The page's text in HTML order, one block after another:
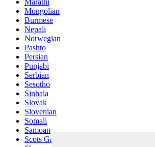
Mongolian
Burmese
Nepali
Norwegian
Pashto
Persian
Punjabi
Serbian
Sesotho
Sinhala
Slovak
Slovenian
Somali
Samoan
Scots Gaelic